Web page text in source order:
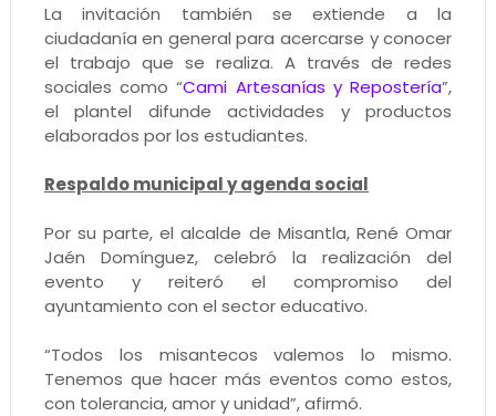
La invitación también se extiende a la
ciudadanía en general para acercarse y conocer
el trabajo que se realiza. A través de redes
sociales como “Cami Artesanías y Repostería”,
el plantel difunde actividades y productos
elaborados por los estudiantes.
Respaldo municipal y agenda social
Por su parte, el alcalde de Misantla, René Omar
Jaén Domínguez, celebró la realización del
evento y reiteró el compromiso del
ayuntamiento con el sector educativo.
“Todos los misantecos valemos lo mismo.
Tenemos que hacer más eventos como estos,
con tolerancia, amor y unidad”, afirmó.